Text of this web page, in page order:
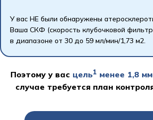
У вас НЕ были обнаружены
Ваша СКФ (скорость клубочковой
в диапазоне от 30 до 59 мл/мин/1,73 м2.
Поэтому у вас цель1 менее 1,8
случае требуется план